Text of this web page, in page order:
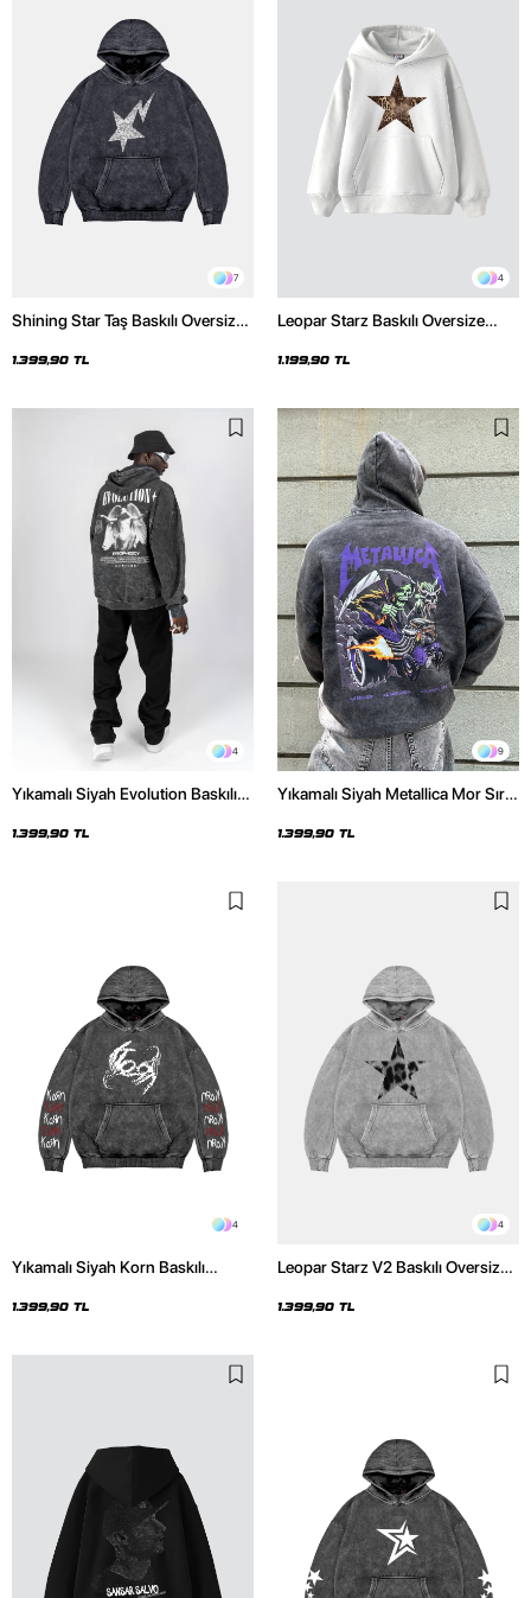
7
Shining Star Taş Baskılı Oversize
Hoodie
1.399,90 TL
4
Leopar Starz Baskılı Oversize
1.199,90 TL
4
Yıkamalı Siyah Evolution Baskılı
Hoodie
1.399,90 TL
9
Yıkamalı Siyah Metallica Mor Sırt
Hoodie
1.399,90 TL
4
Yıkamalı Siyah Korn Baskılı
1.399,90 TL
4
Leopar Starz V2 Baskılı Oversize
Hoodie
1.399,90 TL